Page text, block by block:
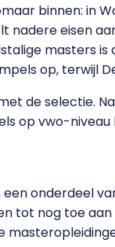
binnen: in
eisen
masters
op, terwijl
de selectie.
op vwo-
een onderdeel
tot nog toe